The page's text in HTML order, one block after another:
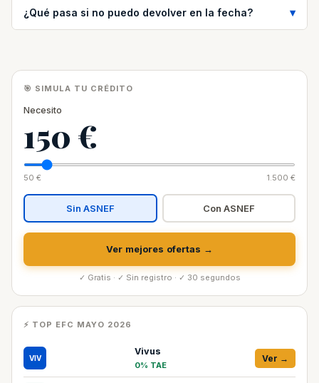
¿Qué pasa si no puedo devolver en la fecha?
🎯 SIMULA TU CRÉDITO
Necesito
150 €
50 € 1.500 €
Sin ASNEF Con ASNEF
Ver mejores ofertas →
✓ Gratis · ✓ Sin registro · ✓ 30 segundos
⚡ TOP EFC MAYO 2026
VIV
Vivus
0% TAE
Ver →